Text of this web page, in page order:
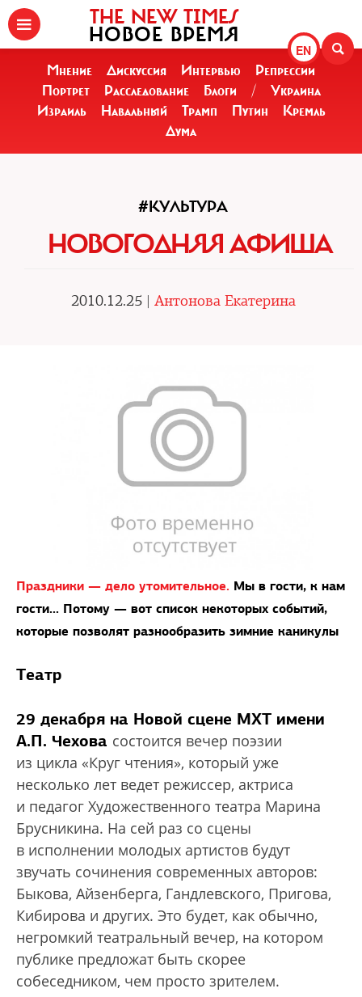
EN
THE NEW TIMES
НОВОЕ ВРЕМЯ
Мнение Дискуссия Интервью
Репрессии
Портрет
Расследование Блоги /
Украина
Израиль
Навальный Трамп Путин
Кремль
Дума
#КУЛЬТУРА
НОВОГОДНЯЯ АФИША
2010.12.25 | Антонова Екатерина
Праздники — дело утомительное. Мы в гости, к нам
гости... Потому — вот список некоторых событий,
которые позволят разнообразить зимние каникулы
Театр
29 декабря на Новой сцене МХТ имени
А.П. Чехова состоится вечер поэзии
из цикла «Круг чтения», который уже
несколько лет ведет режиссер, актриса
и педагог Художественного театра Марина
Брусникина. На сей раз со сцены
в исполнении молодых артистов будут
звучать сочинения современных авторов:
Быкова, Айзенберга, Гандлевского, Пригова,
Кибирова и других. Это будет, как обычно,
негромкий театральный вечер, на котором
публике предложат быть скорее
собеседником, чем просто зрителем.